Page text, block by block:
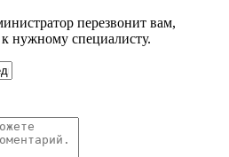
перезвонит вам,
нужному специалисту.